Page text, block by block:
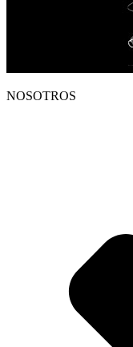
NOSOTROS